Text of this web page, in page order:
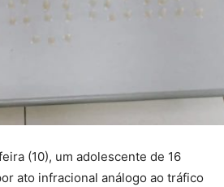
(10), um adolescente de 16
ato infracional análogo ao tráfico